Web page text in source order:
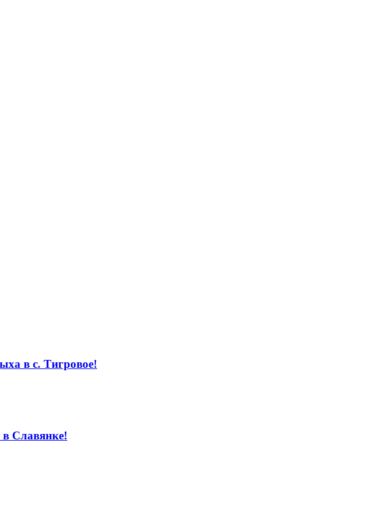
в с. Тигровое!
Славянке!